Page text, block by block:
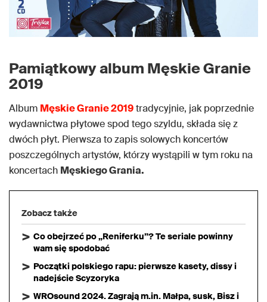
Pamiątkowy album Męskie Granie
2019
Album Męskie Granie 2019tradycyjnie, jak poprzednie
wydawnictwa płytowe spod tego szyldu, składa się z
dwóch płyt. Pierwsza to zapis solowych koncertów
poszczególnych artystów, którzy wystąpili w tym roku na
koncertach Męskiego Grania.
Zobacz także
Co obejrzeć po „Reniferku”? Te seriale powinny
wam się spodobać
Początki polskiego rapu: pierwsze kasety, dissy i
nadejście Scyzoryka
WROsound 2024. Zagrają m.in. Małpa, susk, Bisz i